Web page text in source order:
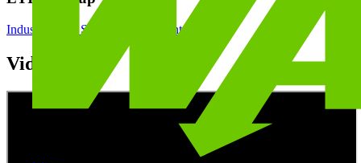
Industrie- und Sondersteckvorrichtungen
Videos